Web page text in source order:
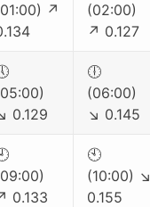
↗
(02:00)
↗ 0.127
0.129
🕕
(06:00)
↘ 0.145
0.133
🕙
(10:00) ↘
0.155